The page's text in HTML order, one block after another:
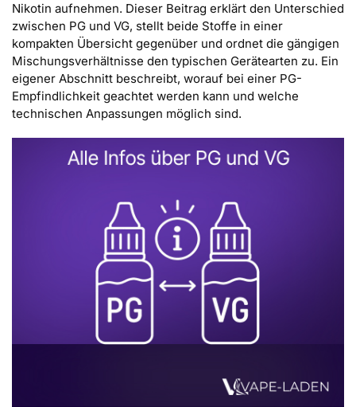
Nikotin aufnehmen. Dieser Beitrag erklärt den Unterschied
zwischen PG und VG, stellt beide Stoffe in einer
kompakten Übersicht gegenüber und ordnet die gängigen
Mischungsverhältnisse den typischen Gerätearten zu. Ein
eigener Abschnitt beschreibt, worauf bei einer PG-
Empfindlichkeit geachtet werden kann und welche
technischen Anpassungen möglich sind.